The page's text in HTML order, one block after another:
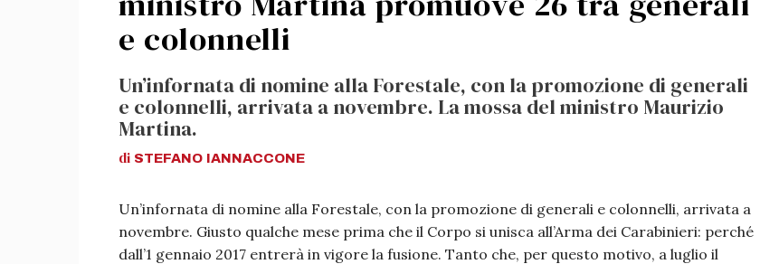
e colonnelli
Un’infornata di nomine alla Forestale, con la promozione di generali
e colonnelli, arrivata a novembre. La mossa del ministro Maurizio
Martina.
di STEFANO IANNACCONE
Un’infornata di nomine alla Forestale, con la promozione di generali e colonnelli, arrivata a
novembre. Giusto qualche mese prima che il Corpo si unisca all’Arma dei Carabinieri: perché
dall’1 gennaio 2017 entrerà in vigore la fusione. Tanto che, per questo motivo, a luglio il